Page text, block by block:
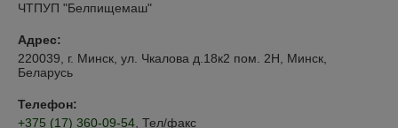
ЧТПУП "Белпищемаш"
Адрес:
220039, г. Минск, ул. Чкалова д.18к2 пом. 2Н, Минск,
Беларусь
Телефон:
+375 (17) 360-09-54 , Тел/факс